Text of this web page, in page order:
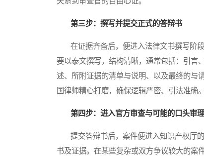
第三步：撰写并提交正式的答辩书
在证据齐备后，便进入法律文书撰写阶段
要以泰文撰写，结构清晰，通常包括：引言
述、所附证据的清单与说明、以及最终的与
国律师精心打磨，确保逻辑严密、引法准确
第四步：进入官方审查与可能的口头审理
提交答辩书后，案件便进入知识产权厅的
书及证据。在某些复杂或双方争议较大的案